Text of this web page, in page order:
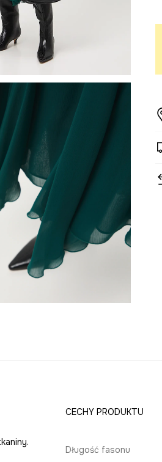
CECHY PRODUKTU
Długość fasonu